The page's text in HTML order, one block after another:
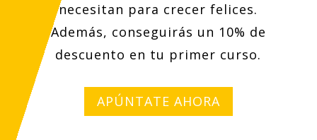
necesitan para crecer felices.
Además, conseguirás un 10% de
descuento en tu primer curso.
APÚNTATE AHORA